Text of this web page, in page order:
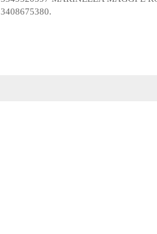
3408675380.